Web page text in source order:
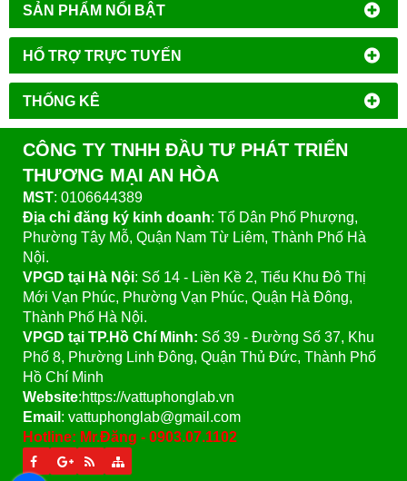
SẢN PHẨM NỔI BẬT
HỔ TRỢ TRỰC TUYẾN
THỐNG KÊ
CÔNG TY TNHH ĐẦU TƯ PHÁT TRIỂN
THƯƠNG MẠI AN HÒA
MST: 0106644389
Địa chỉ đăng ký kinh doanh: Tổ Dân Phố Phượng,
Phường Tây Mỗ, Quận Nam Từ Liêm, Thành Phố Hà
Nội.
VPGD tại Hà Nội: Số 14 - Liền Kề 2, Tiểu Khu Đô Thị
Mới Vạn Phúc, Phường Vạn Phúc, Quận Hà Đông,
Thành Phố Hà Nội.
VPGD tại TP.Hồ Chí Minh: Số 39 - Đường Số 37, Khu
Phố 8, Phường Linh Đông, Quận Thủ Đức, Thành Phố
Hồ Chí Minh
Website:https://vattuphonglab.vn
Email : vattuphonglab@gmail.com
Hotline: Mr.Đăng - 0903.07.1102